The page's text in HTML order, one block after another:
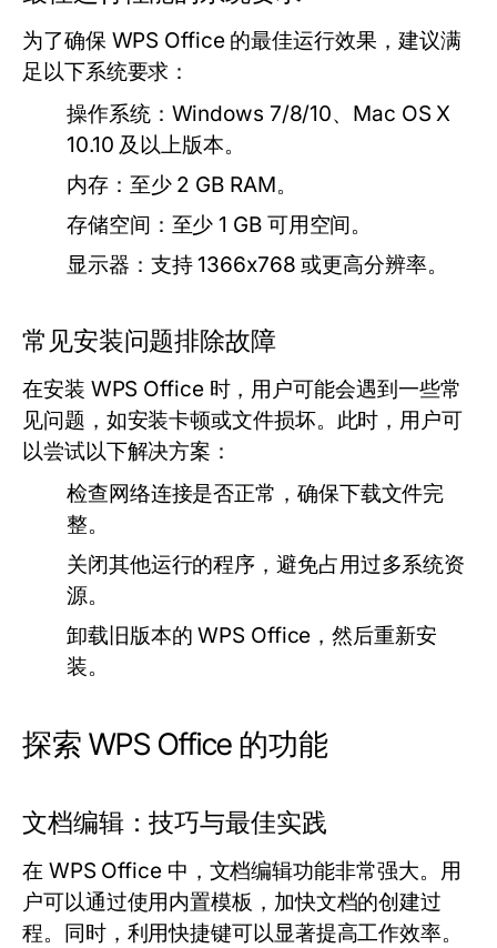
为了确保 WPS Office 的最佳运行效果，建议满
足以下系统要求：
操作系统：Windows 7/8/10、Mac OS X
10.10 及以上版本。
内存：至少 2 GB RAM。
存储空间：至少 1 GB 可用空间。
显示器：支持 1366x768 或更高分辨率。
常见安装问题排除故障
在安装 WPS Office 时，用户可能会遇到一些常
见问题，如安装卡顿或文件损坏。此时，用户可
以尝试以下解决方案：
检查网络连接是否正常，确保下载文件完
整。
关闭其他运行的程序，避免占用过多系统资
源。
卸载旧版本的 WPS Office，然后重新安
装。
探索 WPS Office 的功能
文档编辑：技巧与最佳实践
在 WPS Office 中，文档编辑功能非常强大。用
户可以通过使用内置模板，加快文档的创建过
程。同时，利用快捷键可以显著提高工作效率。